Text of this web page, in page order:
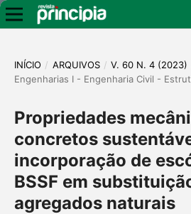
INÍCIO / ARQUIVOS / V. 60 N. 4 (2023)
Engenharias I - Engenharia Civil -
Propriedades
concretos
incorporação de
BSSF em
agregados naturais